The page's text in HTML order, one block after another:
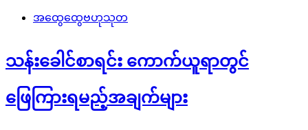
အထွေထွေဗဟုသုတ
သန်းခေါင်စာရင်း ကောက်ယူရာတွင်
ဖြေကြားရမည့်အချက်များ